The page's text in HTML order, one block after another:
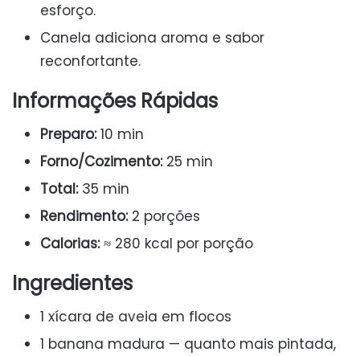
esforço.
Canela adiciona aroma e sabor
reconfortante.
Informações Rápidas
Preparo:10 min
Forno/Cozimento:25 min
Total:35 min
Rendimento:2 porções
Calorias:≈ 280 kcal por porção
Ingredientes
1 xícara de aveia em flocos
1 banana madura — quanto mais pintada,